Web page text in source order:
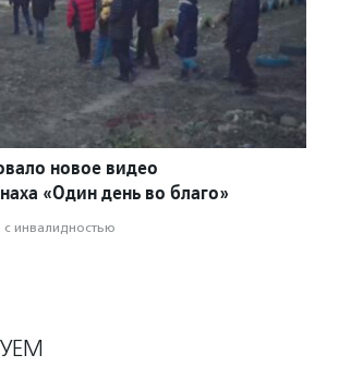
новое видео
«Один день во благо»
инвалидностью